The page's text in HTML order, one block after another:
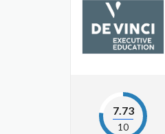
7.73
10